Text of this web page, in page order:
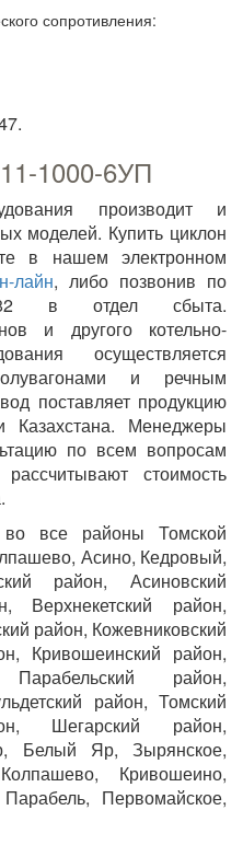
сопротивления:
1000-6УП
производит и
моделей. Купить циклон
в нашем электронном
лайн, либо позвонив по
82 в отдел сбыта.
и другого котельно-
осуществляется
и речным
поставляет продукцию
Менеджеры
по всем вопросам
стоимость
во все районы Томской
Асино, Кедровый,
район, Асиновский
Верхнекетский район,
район, Кожевниковский
Кривошеинский район,
район,
район, Томский
Шегарский район,
Белый Яр, Зырянское,
Кривошеино,
Первомайское,